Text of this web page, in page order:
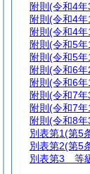
附則 (令和4
附則 (令和4
附則 (令和4
附則 (令和5
附則 (令和5
附則 (令和6
附則 (令和6
附則 (令和7
附則 (令和7
附則 (令和8
別表第1(第5
別表第2(第5
別表第3 等